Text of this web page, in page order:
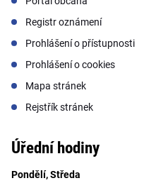
Registr oznámení
Prohlášení o přístupnosti
Prohlášení o cookies
Mapa stránek
Rejstřík stránek
Úřední hodiny
Pondělí, Středa